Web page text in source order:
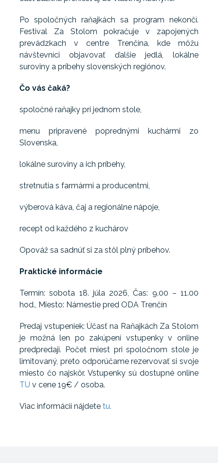
Po spoločných raňajkách sa program nekončí.
Festival Za Stolom pokračuje v zapojených
prevádzkach v centre Trenčína, kde môžu
návštevníci objavovať ďalšie jedlá, lokálne
suroviny a príbehy slovenských regiónov.
Čo vás čaká?
spoločné raňajky pri jednom stole,
menu pripravené poprednými kuchármi zo
Slovenska,
lokálne suroviny a ich príbehy,
stretnutia s farmármi a producentmi,
výberová káva, čaj a regionálne nápoje,
recept od každého z kuchárov
Opováž sa sadnúť si za stôl plný príbehov.
Praktické informácie
Termín: sobota 18. júla 2026, Čas: 9.00 – 11.00
hod., Miesto: Námestie pred ODA Trenčín
Predaj vstupeniek: Účasť na Raňajkách Za Stolom
je možná len po zakúpení vstupenky v online
predpredaji. Počet miest pri spoločnom stole je
limitovaný, preto odporúčame rezervovať si svoje
miesto čo najskôr. Vstupenky sú dostupné online
TU v cene 19€ / osoba.
Viac informácií nájdete tu.